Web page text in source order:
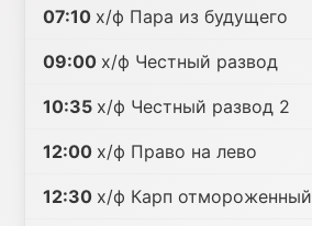
07:10 х/ф Пара из будущего
09:00 х/ф Честный развод
10:35 х/ф Честный развод 2
12:00 х/ф Право на лево
12:30 х/ф Карп отмороженный